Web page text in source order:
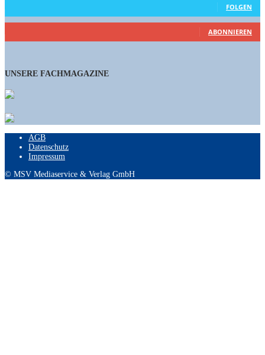
FOLGEN
461 Abonnenten
ABONNIEREN
UNSERE FACHMAGAZINE
AGB
Datenschutz
Impressum
© MSV Mediaservice & Verlag GmbH